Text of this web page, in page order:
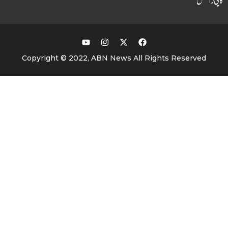
Copyright © 2022, ABN News All Rights Reserved